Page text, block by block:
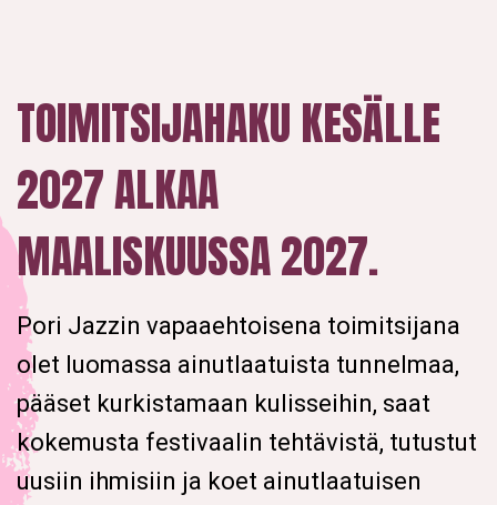
TOIMITSIJAHAKU KESÄLLE
2027 ALKAA
MAALISKUUSSA 2027.
Pori Jazzin vapaaehtoisena toimitsijana
olet luomassa ainutlaatuista tunnelmaa,
pääset kurkistamaan kulisseihin, saat
kokemusta festivaalin tehtävistä, tutustut
uusiin ihmisiin ja koet ainutlaatuisen